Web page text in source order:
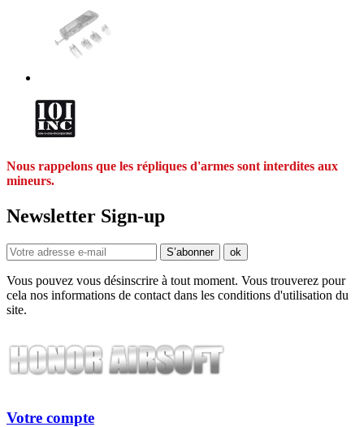
Nous rappelons que les répliques d'armes sont interdites aux
mineurs.
Newsletter Sign-up
Vous pouvez vous désinscrire à tout moment. Vous trouverez pour
cela nos informations de contact dans les conditions d'utilisation du
site.
Votre compte